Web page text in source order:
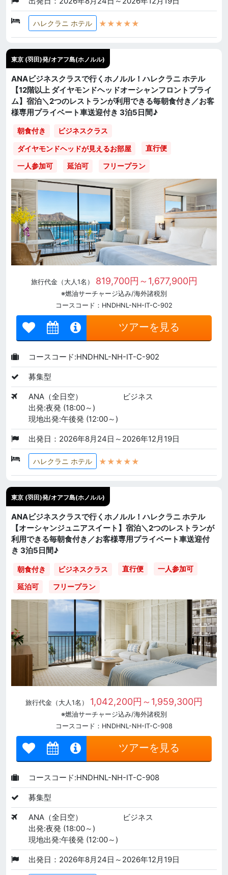
ハレクラニ ホテル ★★★★★
東京 (羽田)発/オアフ島(ホノルル)
ANAビジネスクラスで行くホノルル！ハレクラニ ホテル
【12階以上 ダイヤモンドヘッドオーシャンフロントプライ
ム】宿泊＼2つのレストランが利用できる毎朝食付き／お客
様専用プライベート車送迎付き 3泊5日間♪
朝食付き ビジネスクラス
ダイヤモンドヘッドが見えるお部屋 直行便
一人参加可 延泊可 フリープラン
旅行代金（大人1名） 819,700円～1,677,900円
※燃油サーチャージ込み/海外諸税別
コースコード：HNDHNL-NH-IT-C-902
ツアーを見る
コースコード:HNDHNL-NH-IT-C-902
募集型
ANA（全日空）
ビジネス
出発:夜発 (18:00～)
現地出発:午後発 (12:00～)
出発日：2026年8月24日～2026年12月19日
ハレクラニ ホテル ★★★★★
東京 (羽田)発/オアフ島(ホノルル)
ANAビジネスクラスで行くホノルル！ハレクラニ ホテル
【オーシャンジュニアスイート】宿泊＼2つのレストランが
利用できる毎朝食付き／お客様専用プライベート車送迎付
き 3泊5日間♪
朝食付き ビジネスクラス 直行便 一人参加可
延泊可 フリープラン
旅行代金（大人1名） 1,042,200円～1,959,300円
※燃油サーチャージ込み/海外諸税別
コースコード：HNDHNL-NH-IT-C-908
ツアーを見る
コースコード:HNDHNL-NH-IT-C-908
募集型
ANA（全日空）
ビジネス
出発:夜発 (18:00～)
現地出発:午後発 (12:00～)
出発日：2026年8月24日～2026年12月19日